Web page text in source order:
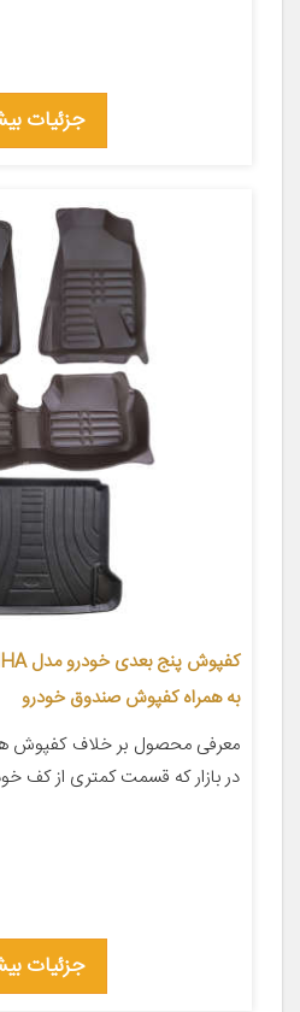
جزئیات
به همراه کفپوش صندوق خودرو
در بازار که قسمت کمتری از کف
جزئیات